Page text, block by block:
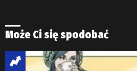
Może Ci się spodobać